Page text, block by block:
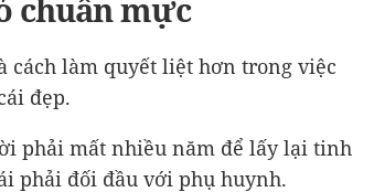
chuẩn mực
cách làm quyết liệt hơn trong việc
đẹp.
phải mất nhiều năm để lấy lại tinh
phải đối đầu với phụ huynh.